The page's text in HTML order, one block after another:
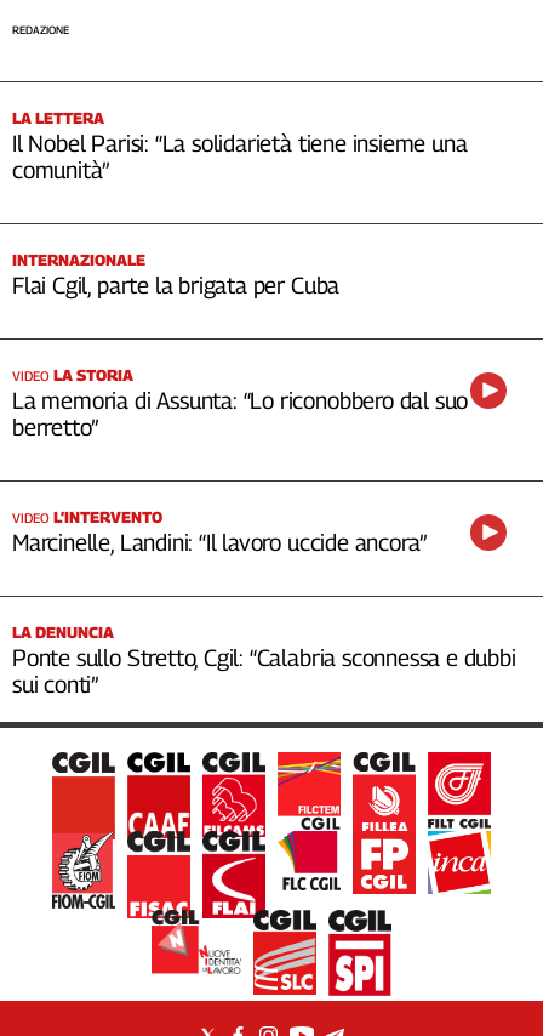
REDAZIONE
LA LETTERA
Il Nobel Parisi: “La solidarietà tiene insieme una
comunità”
INTERNAZIONALE
Flai Cgil, parte la brigata per Cuba
VIDEO LA STORIA
La memoria di Assunta: “Lo riconobbero dal suo
berretto”
VIDEO L’INTERVENTO
Marcinelle, Landini: “Il lavoro uccide ancora”
LA DENUNCIA
Ponte sullo Stretto, Cgil: “Calabria sconnessa e dubbi
sui conti”